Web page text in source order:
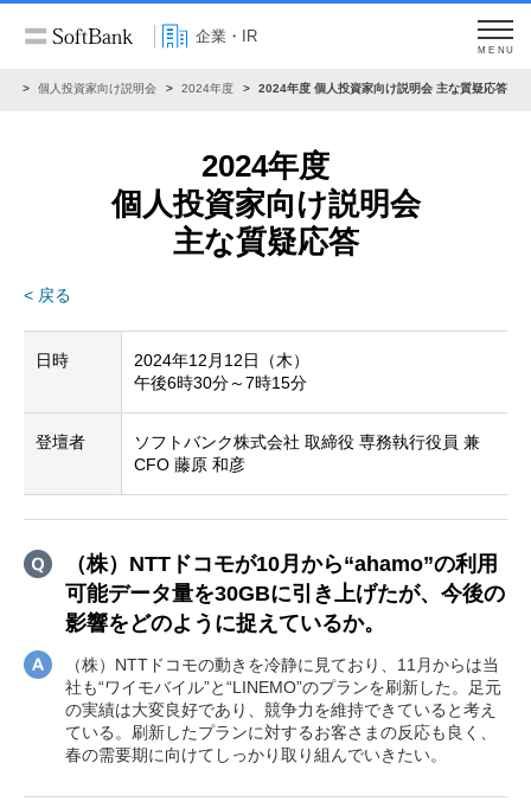
企業・IR
MENU
個人投資家向け説明会 2024年度 2024年度 個人投資家向け説明会 主な質疑応答
2024年度
個人投資家向け説明会
主な質疑応答
< 戻る
日時
2024年12月12日（木）
午後6時30分～7時15分
登壇者
ソフトバンク株式会社 取締役 専務執行役員 兼
CFO 藤原 和彦
（株）NTTドコモが10月から“ahamo”の利用
可能データ量を30GBに引き上げたが、今後の
影響をどのように捉えているか。
（株）NTTドコモの動きを冷静に見ており、11月からは当
社も“ワイモバイル”と“LINEMO”のプランを刷新した。足元
の実績は大変良好であり、競争力を維持できていると考え
ている。刷新したプランに対するお客さまの反応も良く、
春の需要期に向けてしっかり取り組んでいきたい。